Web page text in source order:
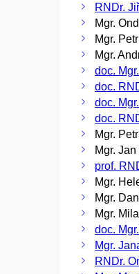
RNDr.
Mgr.
Mgr.
Mgr.
doc.
doc.
doc.
doc.
Mgr.
Mgr.
prof.
Mgr.
Mgr.
Mgr.
doc.
Mgr.
RNDr.